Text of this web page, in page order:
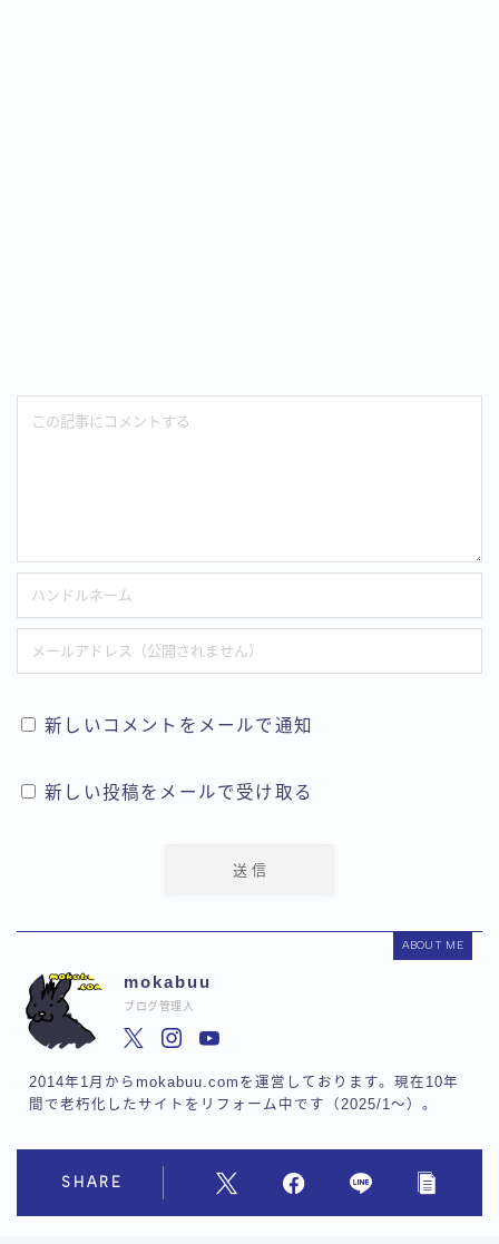
新しいコメントをメールで通知
新しい投稿をメールで受け取る
ABOUT ME
mokabuu
ブログ管理人
2014年1月からmokabuu.comを運営しております。現在10年
間で老朽化したサイトをリフォーム中です（2025/1〜）。
SHARE